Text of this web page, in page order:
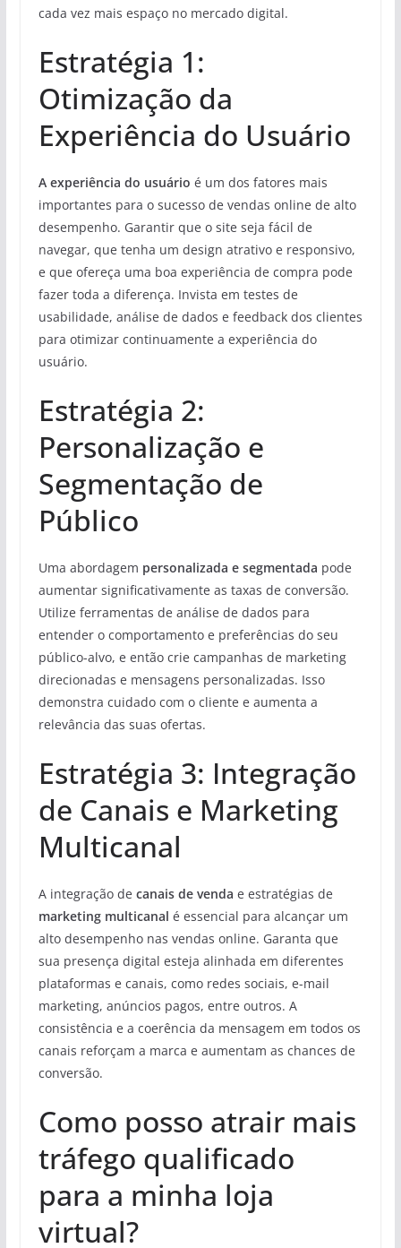
cada vez mais espaço no mercado digital.
Estratégia 1:
Otimização da
Experiência do Usuário
A experiência do usuário é um dos fatores mais
importantes para o sucesso de vendas online de alto
desempenho. Garantir que o site seja fácil de
navegar, que tenha um design atrativo e responsivo,
e que ofereça uma boa experiência de compra pode
fazer toda a diferença. Invista em testes de
usabilidade, análise de dados e feedback dos clientes
para otimizar continuamente a experiência do
usuário.
Estratégia 2:
Personalização e
Segmentação de
Público
Uma abordagem personalizada e segmentada pode
aumentar significativamente as taxas de conversão.
Utilize ferramentas de análise de dados para
entender o comportamento e preferências do seu
público-alvo, e então crie campanhas de marketing
direcionadas e mensagens personalizadas. Isso
demonstra cuidado com o cliente e aumenta a
relevância das suas ofertas.
Estratégia 3: Integração
de Canais e Marketing
Multicanal
A integração de canais de venda e estratégias de
marketing multicanal é essencial para alcançar um
alto desempenho nas vendas online. Garanta que
sua presença digital esteja alinhada em diferentes
plataformas e canais, como redes sociais, e-mail
marketing, anúncios pagos, entre outros. A
consistência e a coerência da mensagem em todos os
canais reforçam a marca e aumentam as chances de
conversão.
Como posso atrair mais
tráfego qualificado
para a minha loja
virtual?